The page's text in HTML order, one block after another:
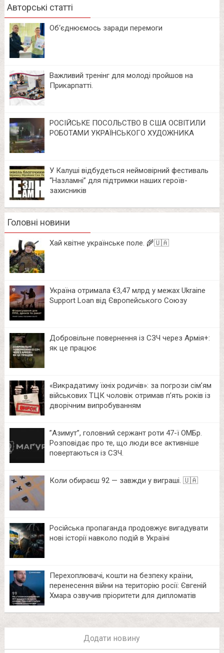
Авторські статті
Об‘єднюємось заради перемоги
Важливий тренінг для молоді пройшов на
Прикарпатті.
РОСІЙСЬКЕ ПОСОЛЬСТВО В США ОСВІТИЛИ
РОБОТАМИ УКРАЇНСЬКОГО ХУДОЖНИКА
У Калуші відбудеться неймовірний фестиваль
“Назламні” для підтримки наших героїв-
захисників
Головні новини
Хай квітне українське поле. 🌾🇺🇦
Україна отримала €3,47 млрд у межах Ukraine
Support Loan від Європейського Союзу
Добровільне повернення із СЗЧ через Армія+:
як це працює
«Викрадатиму їхніх родичів»: за погрози сім’ям
військових ТЦК чоловік отримав п’ять років із
дворічним випробуванням
⁨”Азимут”, головний сержант роти 47-ї ОМБр.
Розповідає про те, що люди все активніше
повертаються із СЗЧ.
Коли обираєш 92 — завжди у виграші. 🇺🇦
Російська пропаганда продовжує вигадувати
нові історії навколо подій в Україні
Перехоплювачі, кошти на безпеку країни,
перенесення війни на територію росії: Євгеній
Хмара озвучив пріоритети для дипломатів
Додати новину